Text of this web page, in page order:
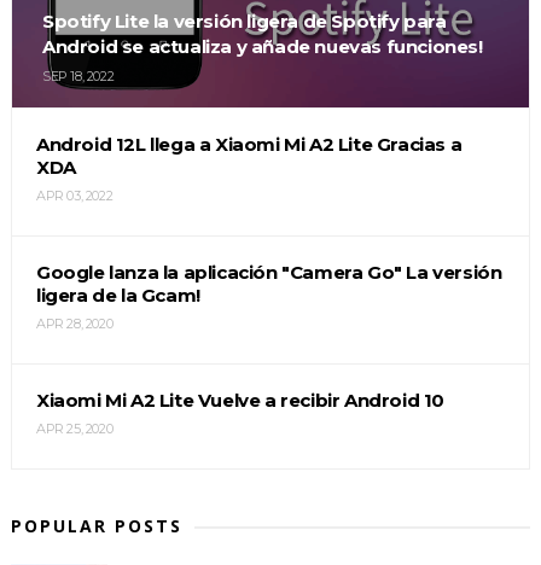
Spotify Lite la versión ligera de Spotify para
Android se actualiza y añade nuevas funciones!
SEP 18, 2022
Android 12L llega a Xiaomi Mi A2 Lite Gracias a
XDA
APR 03, 2022
Google lanza la aplicación "Camera Go" La versión
ligera de la Gcam!
APR 28, 2020
Xiaomi Mi A2 Lite Vuelve a recibir Android 10
APR 25, 2020
POPULAR POSTS